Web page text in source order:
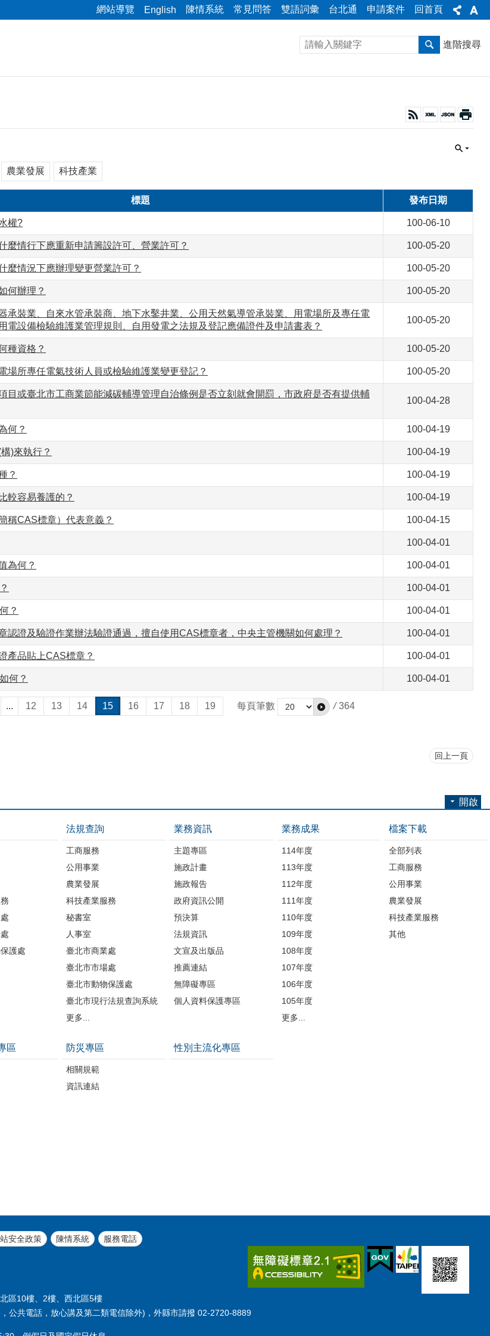
網站導覽 English 陳情系統 常見問答 雙語詞彙 台北通 申請案件 回首頁
進階搜尋
農業發展 科技產業
標題 發布日期
權? 100-06-10
麼情行下應重新申請籌設許可、營業許可？ 100-05-20
麼情況下應辦理變更營業許可？ 100-05-20
何辦理？ 100-05-20
承裝業、自來水管承裝商、地下水鑿井業、公用天然氣導管承裝業、用電場所及專任電
電設備檢驗維護業管理規則、自用發電之法規及登記應備證件及申請書表？
100-05-20
種資格？ 100-05-20
場所專任電氣技術人員或檢驗維護業變更登記？ 100-05-20
目或臺北市工商業節能減碳輔導管理自治條例是否立刻就會開罰，市政府是否有提供輔
100-04-28
何？ 100-04-19
)來執行？ 100-04-19
？ 100-04-19
較容易養護的？ 100-04-19
稱CAS標章）代表意義？ 100-04-15
100-04-01
為何？ 100-04-01
100-04-01
？ 100-04-01
認證及驗證作業辦法驗證通過，擅自使用CAS標章者，中央主管機關如何處理？ 100-04-01
產品貼上CAS標章？ 100-04-01
何？ 100-04-01
... 12 13 14 15 16 17 18 19 每頁筆數 / 364
回上一頁
開啟
護處
法規查詢
工商服務
公用事業
農業發展
科技產業服務
秘書室
人事室
臺北市商業處
臺北市市場處
臺北市動物保護處
臺北市現行法規查詢系統
更多...
業務資訊
主題專區
施政計畫
施政報告
政府資訊公開
預決算
法規資訊
文宣及出版品
推薦連結
無障礙專區
個人資料保護專區
業務成果
114年度
113年度
112年度
111年度
110年度
109年度
108年度
107年度
106年度
105年度
更多...
檔案下載
全部列表
工商服務
公用事業
農業發展
科技產業服務
其他
區 防災專區
相關規範
資訊連結
性別主流化專區
安全政策 陳情系統 服務電話
區10樓、2樓、西北區5樓
公共電話，放心講及第二類電信除外)，外縣市請撥 02-2720-8889